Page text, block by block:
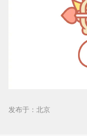
发布于：北京